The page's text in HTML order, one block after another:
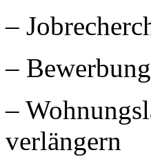
–
–
–
verlängern